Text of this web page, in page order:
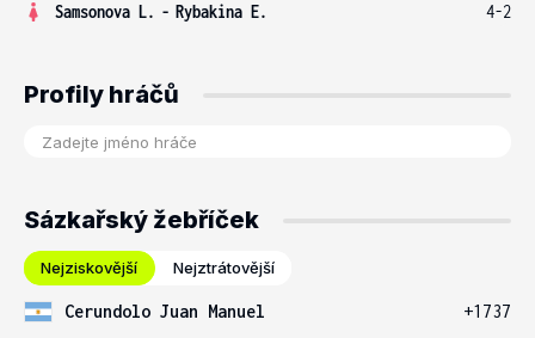
Samsonova L. - Rybakina E. 4-2
Profily hráčů
Sázkařský žebříček
Nejziskovější Nejztrátovější
Cerundolo Juan Manuel
+1737